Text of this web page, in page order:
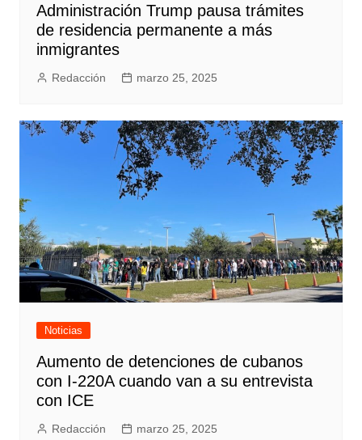
Administración Trump pausa trámites
de residencia permanente a más
inmigrantes
Redacción marzo 25, 2025
Noticias
Aumento de detenciones de cubanos
con I-220A cuando van a su entrevista
con ICE
Redacción marzo 25, 2025